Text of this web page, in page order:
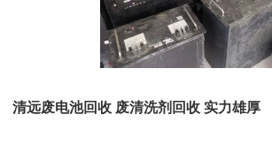
清远废电池回收 废清洗剂回收 实力雄厚